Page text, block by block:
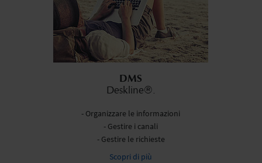
DMS
Deskline®.
- Organizzare le informazioni
- Gestire i canali
- Gestire le richieste
Scopri di più